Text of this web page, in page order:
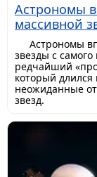
Астрономы
массивной
Астрономы
звезды с
редчайший
который длился
неожиданные
звезд.